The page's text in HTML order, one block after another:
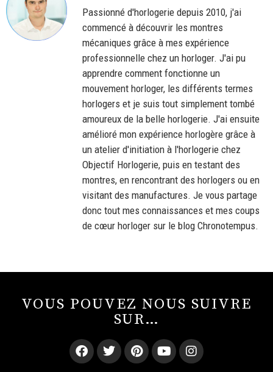
Passionné d'horlogerie depuis 2010, j'ai
commencé à découvrir les montres
mécaniques grâce à mes expérience
professionnelle chez un horloger. J'ai pu
apprendre comment fonctionne un
mouvement horloger, les différents termes
horlogers et je suis tout simplement tombé
amoureux de la belle horlogerie. J'ai ensuite
amélioré mon expérience horlogère grâce à
un atelier d'initiation à l'horlogerie chez
Objectif Horlogerie, puis en testant des
montres, en rencontrant des horlogers ou en
visitant des manufactures. Je vous partage
donc tout mes connaissances et mes coups
de cœur horloger sur le blog Chronotempus.
VOUS POUVEZ NOUS SUIVRE
SUR…